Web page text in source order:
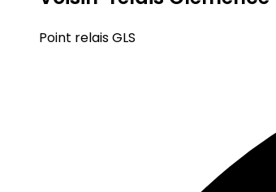
Point relais GLS